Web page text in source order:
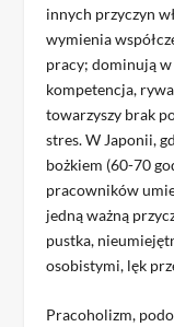
innych przyczyn
wymienia
pracy; dominują
kompetencja,
towarzyszy brak
stres. W Japonii,
bożkiem (60-70
pracowników
jedną ważną
pustka,
osobistymi, lęk
Pracoholizm,